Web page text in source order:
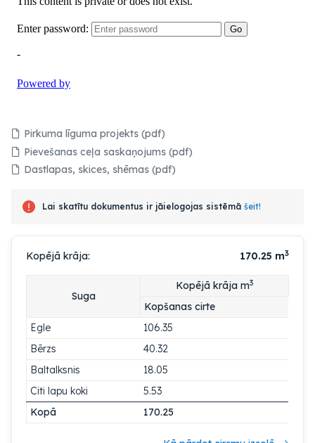
Pirkuma līguma projekts (pdf)
Pievešanas ceļa saskaņojums (pdf)
Dastlapas, skices, shēmas (pdf)
Lai skatītu dokumentus ir jāielogojas sistēmā šeit!
Kopējā krāja: 170.25 m3
Suga
Kopējā krāja m3
Kopšanas cirte
Egle
106.35
Bērzs
40.32
Baltalksnis
18.05
Citi lapu koki
5.53
Kopā
170.25